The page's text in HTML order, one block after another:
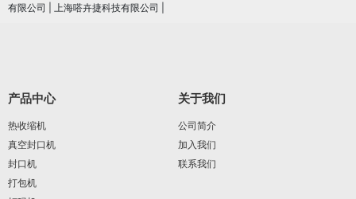
有限公司
上海嗒卉捷科技有限公司
产品中心
热收缩机
真空封口机
封口机
打包机
关于我们
公司简介
加入我们
联系我们